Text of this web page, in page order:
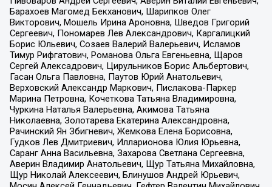
Барахоев Магомед Бекханович, Шарипков Олег
Викторович, Мошель Ирина Ароновна, Шведов Григорий
Сергеевич, Пономарев Лев Александрович, Каргалицкий
Борис Юльевич, Созаев Валерий Валерьевич, Исламов
Тимур Рифгатович, Романова Ольга Евгеньевна, Щаров
Сергей Алексадрович, Цирульников Борис Альбертович,
Гасан Ольга Павловна, Паутов Юрий Анатольевич,
Верховский Александр Маркович, Пислакова-Паркер
Марина Петровна, Кочеткова Татьяна Владимировна,
Чуркина Наталья Валерьевна, Акимова Татьяна
Николаевна, Золотарева Екатерина Александровна,
Рачинский Ян Збигневич, Жемкова Елена Борисовна,
Гудков Лев Дмитриевич, Илларионова Юлия Юрьевна,
Саранг Анна Васильевна, Захарова Светлана Сергеевна,
Аверин Владимир Анатольевич, Щур Татьяна Михайловна,
Щур Николай Алексеевич, Блинушов Андрей Юрьевич,